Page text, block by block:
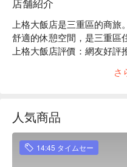
上格大飯店是三重區的商
舒適的休憩空間，是三重區
上格大飯店評價：網友好評
鄰近空軍三重一村、先嗇宮
さ
人気商品
14:45 タイムセー